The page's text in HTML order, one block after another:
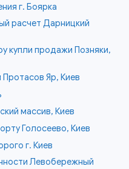
г. Боярка
расчет Дарницкий
купли продажи Позняки,
Яр, Киев
массив, Киев
Голосеево, Киев
г. Киев
Левобережный